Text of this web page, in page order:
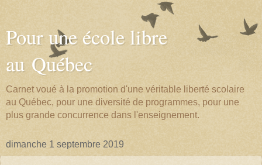
Pour une école libre
au Québec
Carnet voué à la promotion d'une véritable liberté scolaire
au Québec, pour une diversité de programmes, pour une
plus grande concurrence dans l'enseignement.
dimanche 1 septembre 2019